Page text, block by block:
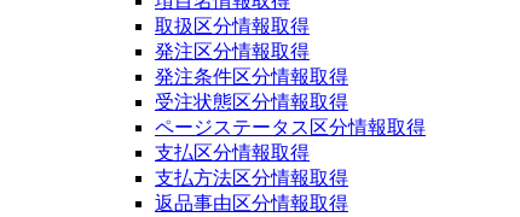
取扱区分情報取得
発注区分情報取得
発注条件区分情報取得
受注状態区分情報取得
ページステータス区分情報取得
支払区分情報取得
支払方法区分情報取得
返品事由区分情報取得